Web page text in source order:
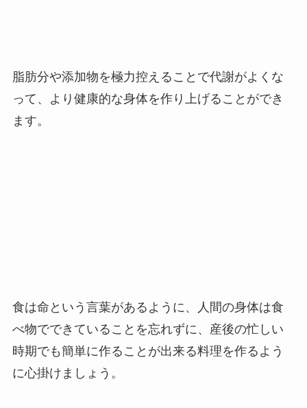
脂肪分や添加物を極力控えることで代謝がよくな
って、より健康的な身体を作り上げることができ
ます。
食は命という言葉があるように、人間の身体は食
べ物でできていることを忘れずに、産後の忙しい
時期でも簡単に作ることが出来る料理を作るよう
に心掛けましょう。